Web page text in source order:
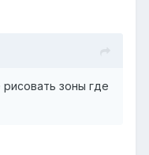
зоны где